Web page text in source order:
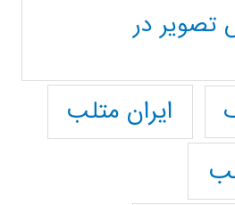
تصوير در
ایران متلب